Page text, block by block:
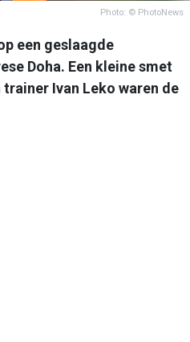
Photo: © PhotoNews
een geslaagde
Doha. Een kleine smet
Ivan Leko waren de